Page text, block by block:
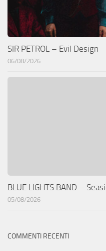
SIR PETROL – Evil Design
06/08/2026
BLUE LIGHTS BAND –
05/08/2026
COMMENTI RECENTI